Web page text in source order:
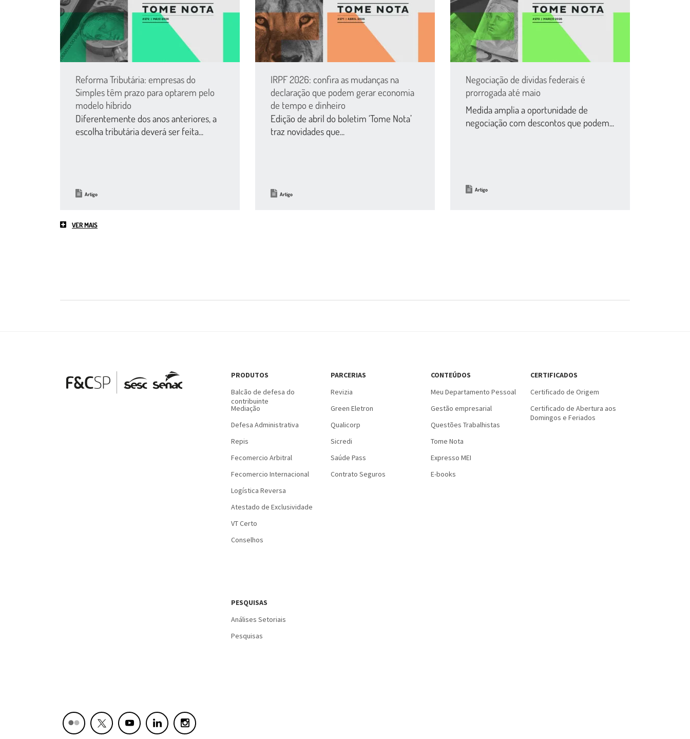
Reforma Tributária: empresas do
Simples têm prazo para optarem pelo
modelo híbrido
Diferentemente dos anos anteriores, a
escolha tributária deverá ser feita...
Artigo
IRPF 2026: confira as mudanças na
declaração que podem gerar economia
de tempo e dinheiro
Edição de abril do boletim ‘Tome Nota’
traz novidades que...
Artigo
Negociação de dívidas federais é
prorrogada até maio
Medida amplia a oportunidade de
negociação com descontos que podem...
Artigo
VER MAIS
PRODUTOS
Balcão de defesa do
contribuinte
Mediação
Defesa Administrativa
Repis
Fecomercio Arbitral
Fecomercio Internacional
Logística Reversa
Atestado de Exclusividade
VT Certo
Conselhos
PARCERIAS
Revizia
Green Eletron
Qualicorp
Sicredi
Saúde Pass
Contrato Seguros
CONTEÚDOS
Meu Departamento Pessoal
Gestão empresarial
Questões Trabalhistas
Tome Nota
Expresso MEI
E-books
CERTIFICADOS
Certificado de Origem
Certificado de Abertura aos
Domingos e Feriados
PESQUISAS
Análises Setoriais
Pesquisas